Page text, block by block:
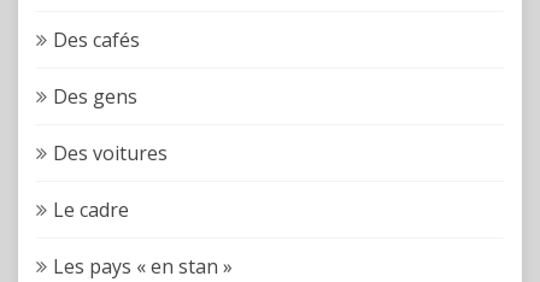
Des cafés
Des gens
Des voitures
Le cadre
Les pays « en stan »